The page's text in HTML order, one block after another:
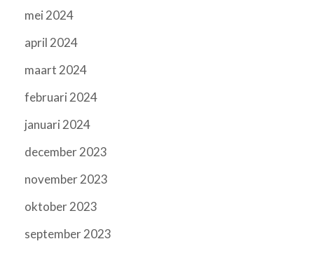
mei 2024
april 2024
maart 2024
februari 2024
januari 2024
december 2023
november 2023
oktober 2023
september 2023